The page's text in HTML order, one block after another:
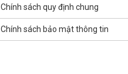
Chính sách quy định chung
Chính sách bảo mật thông tin